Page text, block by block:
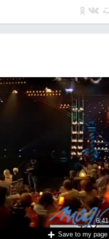
6:41
Save to my page